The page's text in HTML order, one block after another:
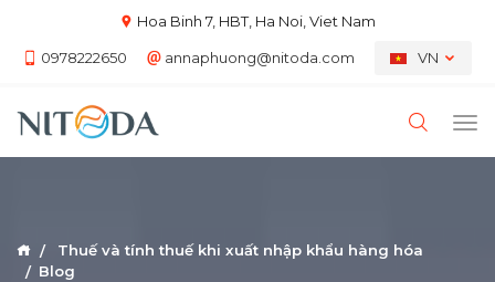
Hoa Binh 7, HBT, Ha Noi, Viet Nam
0978222650 annaphuong@nitoda.com VN
Thuế và tính thuế khi xuất nhập khẩu hàng hóa
Blog